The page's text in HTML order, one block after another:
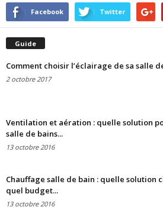
Facebook Twitter
Guide
Comment choisir l’éclairage de sa salle
2 octobre 2017
Ventilation et aération : quelle solution
salle de bains...
13 octobre 2016
Chauffage salle de bain : quelle solution
quel budget...
13 octobre 2016